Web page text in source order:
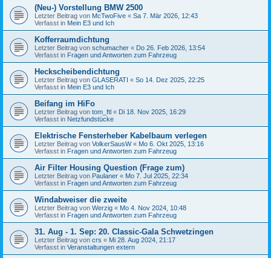
(Neu-) Vorstellung BMW 2500
Letzter Beitrag von McTwoFive « Sa 7. Mär 2026, 12:43
Verfasst in Mein E3 und Ich
Kofferraumdichtung
Letzter Beitrag von schumacher « Do 26. Feb 2026, 13:54
Verfasst in Fragen und Antworten zum Fahrzeug
Heckscheibendichtung
Letzter Beitrag von GLASERATI « So 14. Dez 2025, 22:25
Verfasst in Mein E3 und Ich
Beifang im HiFo
Letzter Beitrag von tom_ftl « Di 18. Nov 2025, 16:29
Verfasst in Netzfundstücke
Elektrische Fensterheber Kabelbaum verlegen
Letzter Beitrag von VolkerSausW« Mo 6. Okt 2025, 13:16
Verfasst in Fragen und Antworten zum Fahrzeug
Air Filter Housing Question (Frage zum)
Letzter Beitrag von Paulaner « Mo 7. Jul 2025, 22:34
Verfasst in Fragen und Antworten zum Fahrzeug
Windabweiser die zweite
Letzter Beitrag von Werzig « Mo 4. Nov 2024, 10:48
Verfasst in Fragen und Antworten zum Fahrzeug
31. Aug - 1. Sep: 20. Classic-Gala Schwetzingen
Letzter Beitrag von crs « Mi 28. Aug 2024, 21:17
Verfasst in Veranstaltungen extern